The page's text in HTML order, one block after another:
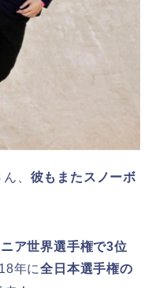
、 彼もまたスノーボ
ア世界選手権で3位
年に全日本選手権の